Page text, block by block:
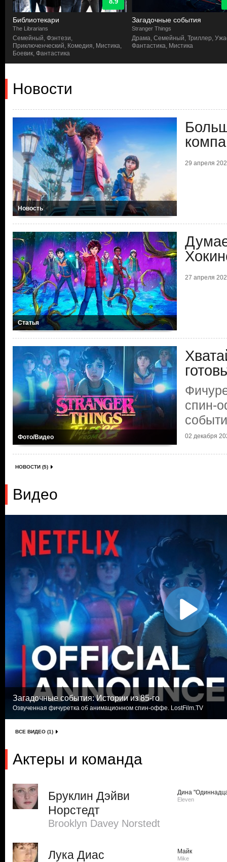
Библиотекари
The Librarians
Семейный, Фэнтези,
Приключенческий, Комедия, Мистика,
Боевик, Фантастика
Загадочные события
Stranger Things
Драма, Семейный, Триллер,
Фантастика, Мистика
Новости
Новость
29 апреля
Статья
27 апреля
Фото/Видео
спин-
02 декабря
НОВОСТИ (5)
Видео
Загадочные события: Истории из 85-го
Озвученная фичуретка об анимационном спин-оффе. LostFilm.TV
ВСЕ ВИДЕО (1)
Актеры и команда
Бруклин Дэйви
Норстедт
Brooklyn Davey Norstedt
Дина
Eleven
Лука Диас Майк
Mike